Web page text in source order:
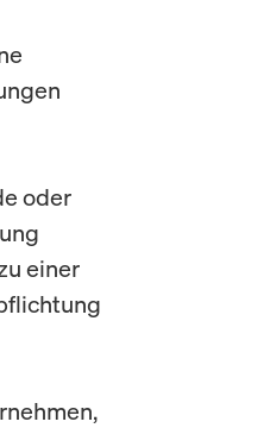
oder
einer